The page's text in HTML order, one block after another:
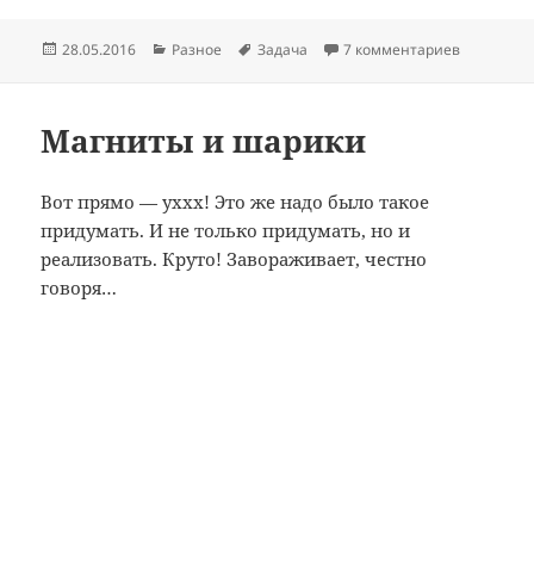
Опубликовано
28.05.2016 Рубрики
Разное Метки
Задача 7 комментариевк записи
Магниты и шарики
Вот прямо — уххх! Это же надо было такое
придумать. И не только придумать, но и
реализовать. Круто! Завораживает, честно
говоря…